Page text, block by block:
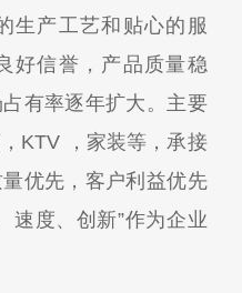
生产工艺和贴心的服
好信誉，产品质量稳
有率逐年扩大。主要
KTV ，家装等，承接
优先，客户利益优先
速度、创新”作为企业